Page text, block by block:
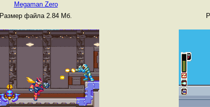
Megaman Zero
Размер файла 2.84 Мб.